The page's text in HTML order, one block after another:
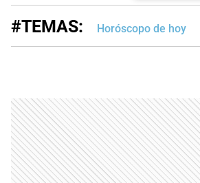
#TEMAS: Horóscopo de hoy